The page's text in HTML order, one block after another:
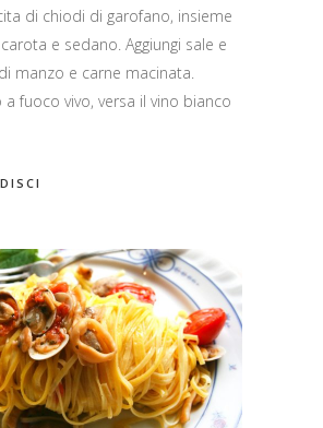
di chiodi di garofano, insieme
e sedano. Aggiungi sale e
manzo e carne macinata.
fuoco vivo, versa il vino bianco